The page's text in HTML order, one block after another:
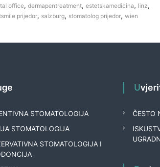
office, dermapentreatment, estetskamedicina, linz,
prijedor, salzburg, stomatolog prijedor, wien
STOMATOLOGIJA
STOMATOLOGIJA
STOMATOLOGIJA I
ČESTO